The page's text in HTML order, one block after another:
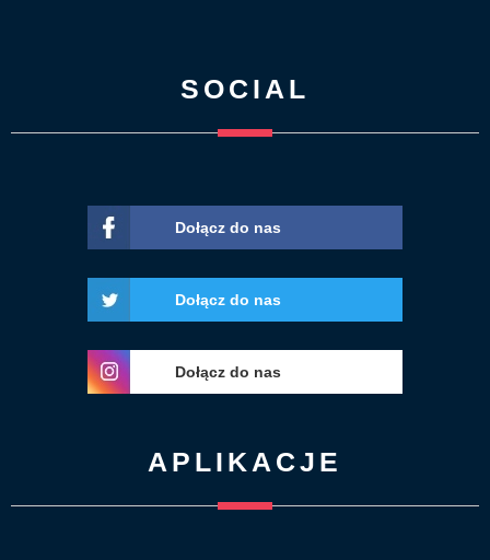
SOCIAL
Dołącz do nas
Dołącz do nas
Dołącz do nas
APLIKACJE